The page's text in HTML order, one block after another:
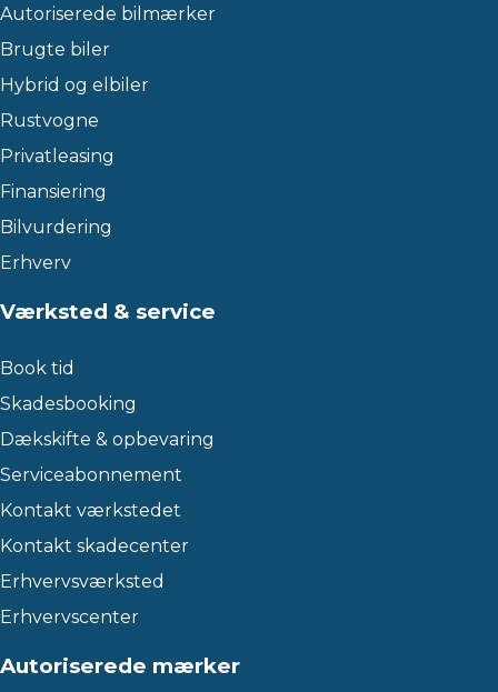
Autoriserede bilmærker
Brugte biler
Hybrid og elbiler
Rustvogne
Privatleasing
Finansiering
Bilvurdering
Erhverv
Værksted & service
Book tid
Skadesbooking
Dækskifte & opbevaring
Serviceabonnement
Kontakt værkstedet
Kontakt skadecenter
Erhvervsværksted
Erhvervscenter
Autoriserede mærker